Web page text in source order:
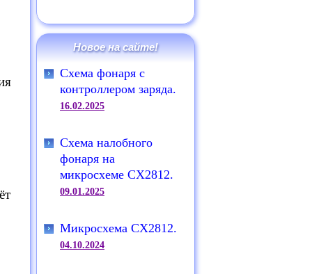
Новое на сайте!
Схема фонаря с
контроллером заряда.
16.02.2025
Схема налобного
фонаря на
микросхеме CX2812.
09.01.2025
Микросхема CX2812.
04.10.2024